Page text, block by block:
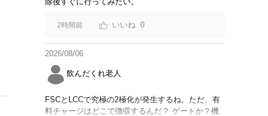
2時間前 0
2026/08/06
飲んだくれ老人
FSCとLCCで究極の2極化が発生するね。ただ、有
料チャージはどこで徴収するんだ？ ゲートか？機